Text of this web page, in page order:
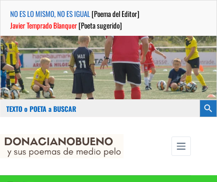
NO ES LO MISMO, NO ES IGUAL[Poema del Editor]
Javier Temprado Blanquer[Poeta sugerido]
Buscar:
contenido